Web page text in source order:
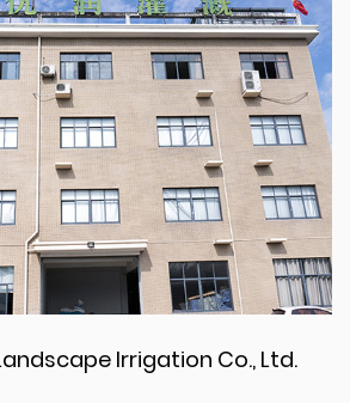
Irrigation Co., Ltd.